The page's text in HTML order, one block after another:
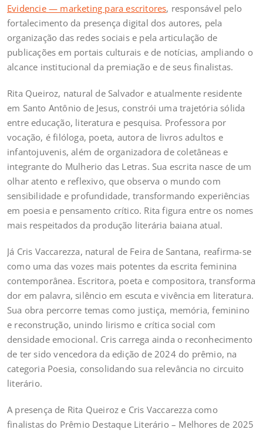
Evidencie — marketing para escritores, responsável pelo
fortalecimento da presença digital dos autores, pela
organização das redes sociais e pela articulação de
publicações em portais culturais e de notícias, ampliando o
alcance institucional da premiação e de seus finalistas.
Rita Queiroz, natural de Salvador e atualmente residente
em Santo Antônio de Jesus, constrói uma trajetória sólida
entre educação, literatura e pesquisa. Professora por
vocação, é filóloga, poeta, autora de livros adultos e
infantojuvenis, além de organizadora de coletâneas e
integrante do Mulherio das Letras. Sua escrita nasce de um
olhar atento e reflexivo, que observa o mundo com
sensibilidade e profundidade, transformando experiências
em poesia e pensamento crítico. Rita figura entre os nomes
mais respeitados da produção literária baiana atual.
Já Cris Vaccarezza, natural de Feira de Santana, reafirma-se
como uma das vozes mais potentes da escrita feminina
contemporânea. Escritora, poeta e compositora, transforma
dor em palavra, silêncio em escuta e vivência em literatura.
Sua obra percorre temas como justiça, memória, feminino
e reconstrução, unindo lirismo e crítica social com
densidade emocional. Cris carrega ainda o reconhecimento
de ter sido vencedora da edição de 2024 do prêmio, na
categoria Poesia, consolidando sua relevância no circuito
literário.
A presença de Rita Queiroz e Cris Vaccarezza como
finalistas do Prêmio Destaque Literário – Melhores de 2025